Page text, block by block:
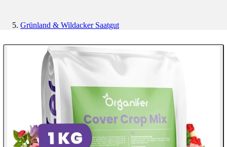
Grünland & Wildacker Saatgut